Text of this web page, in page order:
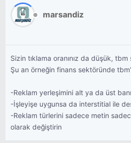
marsandiz
Sizin tıklama oranınız da düşük,
Şu an örneğin finans sektöründe
-Reklam yerleşimini alt ya da üst
-İşleyişe uygunsa da interstitial ile
-Reklam türlerini sadece metin
olarak değiştirin